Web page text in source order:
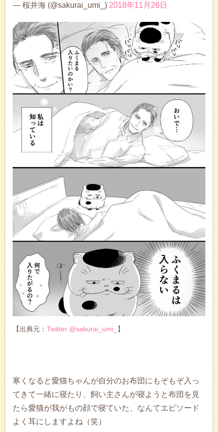
— 桜井海 (@sakurai_umi_) 2018年11月26日
【出典元： Twitter @sakurai_umi_ 】
寒くなると愛猫ちゃんが自分のお布団にもぞもぞ入っ
てきて一緒に寝たり、飼い主さんが寝ようと布団を見
たら愛猫が我がもの顔で寝ていた、なんてエピソード
よく耳にしますよね（笑）